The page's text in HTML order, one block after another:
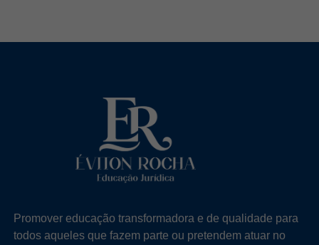
Promover educação transformadora e de qualidade para
todos aqueles que fazem parte ou pretendem atuar no